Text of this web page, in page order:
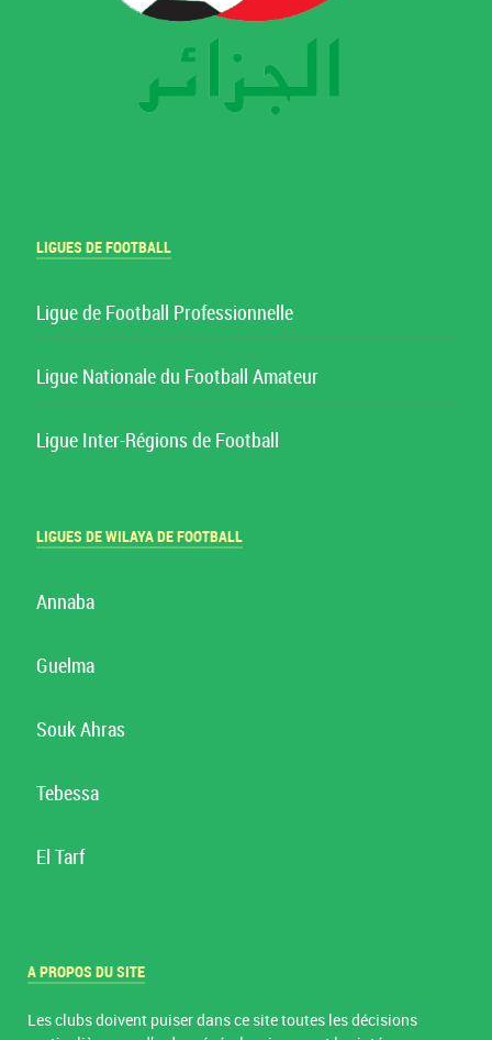
LIGUES DE FOOTBALL
Ligue de Football Professionnelle
Ligue Nationale du Football Amateur
Ligue Inter-Régions de Football
LIGUES DE WILAYA DE FOOTBALL
Annaba
Guelma
Souk Ahras
Tebessa
El Tarf
A PROPOS DU SITE
Les clubs doivent puiser dans ce site toutes les décisions